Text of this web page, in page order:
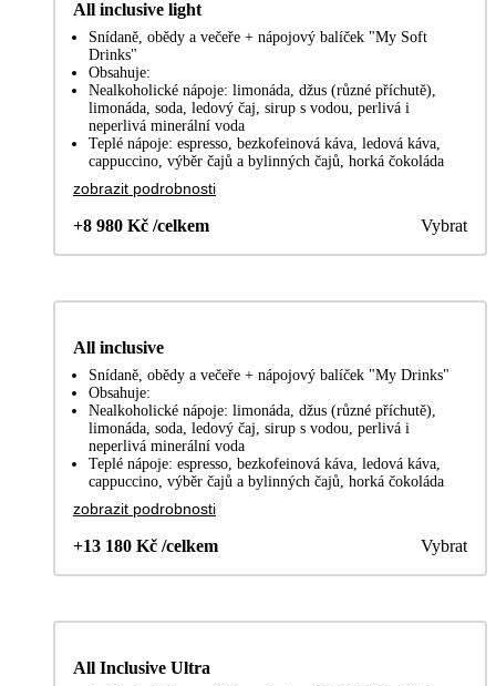
All inclusive light
Snídaně, obědy a večeře + nápojový balíček "My Soft
Drinks"
Obsahuje:
Nealkoholické nápoje: limonáda, džus (různé příchutě),
limonáda, soda, ledový čaj, sirup s vodou, perlivá i
neperlivá minerální voda
Teplé nápoje: espresso, bezkofeinová káva, ledová káva,
cappuccino, výběr čajů a bylinných čajů, horká čokoláda
zobrazit podrobnosti
+8 980 Kč /celkem Vybrat
All inclusive
Snídaně, obědy a večeře + nápojový balíček "My Drinks"
Obsahuje:
Nealkoholické nápoje: limonáda, džus (různé příchutě),
limonáda, soda, ledový čaj, sirup s vodou, perlivá i
neperlivá minerální voda
Teplé nápoje: espresso, bezkofeinová káva, ledová káva,
cappuccino, výběr čajů a bylinných čajů, horká čokoláda
zobrazit podrobnosti
+13 180 Kč /celkem Vybrat
All Inclusive Ultra